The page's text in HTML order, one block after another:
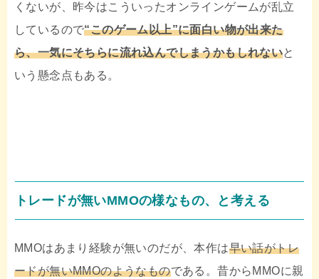
くないが、昨今はこういったオンラインゲームが乱立
しているので“このゲーム以上”に面白い物が出来た
ら、一気にそちらに流れ込んでしまうかもしれないと
いう懸念点もある。
トレードが無いMMOの様なもの、と考える
MMOはあまり経験が無いのだが、本作は早い話がトレ
ードが無いMMOのようなものである。昔からMMOに親